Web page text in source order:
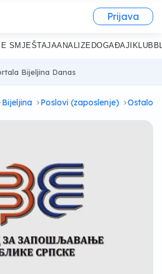
Prijava
SMJEŠTAJAANALIZE DOGAĐAJI KLUB
Bijeljina Danas
Bijeljina Poslovi (zaposlenje) Ostalo